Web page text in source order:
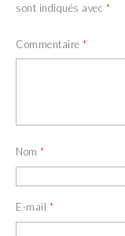
sont indiqués avec *
Commentaire *
Nom *
E-mail *